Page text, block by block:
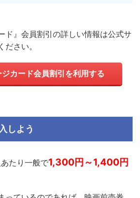
ド』会員割引の詳しい情報は公式サ
さい。
カード会員割引を利用する
しよう
あたり一般で1,300円～1,400円